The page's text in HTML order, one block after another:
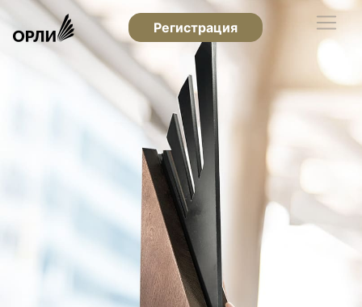
Регистрация